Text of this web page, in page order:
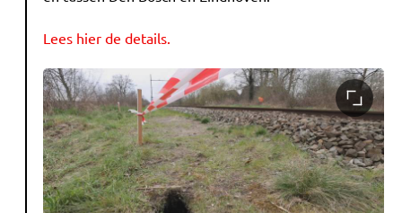
Lees hier de details.